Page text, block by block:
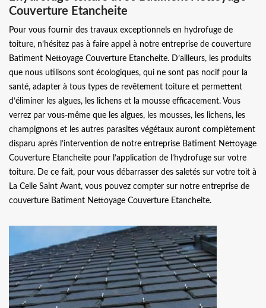
Couverture Etancheite
Pour vous fournir des travaux exceptionnels en hydrofuge de
toiture, n’hésitez pas à faire appel à notre entreprise de couverture
Batiment Nettoyage Couverture Etancheite. D’ailleurs, les produits
que nous utilisons sont écologiques, qui ne sont pas nocif pour la
santé, adapter à tous types de revêtement toiture et permettent
d’éliminer les algues, les lichens et la mousse efficacement. Vous
verrez par vous-même que les algues, les mousses, les lichens, les
champignons et les autres parasites végétaux auront complètement
disparu après l’intervention de notre entreprise Batiment Nettoyage
Couverture Etancheite pour l’application de l’hydrofuge sur votre
toiture. De ce fait, pour vous débarrasser des saletés sur votre toit à
La Celle Saint Avant, vous pouvez compter sur notre entreprise de
couverture Batiment Nettoyage Couverture Etancheite.